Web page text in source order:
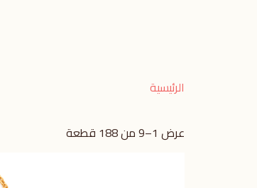
الرئيسية
عرض 1–9 من 188 قطعة